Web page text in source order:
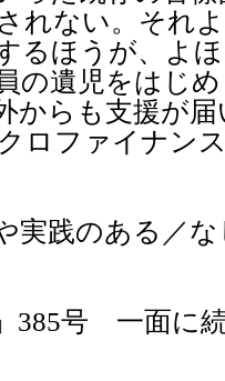
れない。それ
るほうが、よ
の遺児をはじ
からも支援が
ロファイナン
実践のある／
385号 一面に